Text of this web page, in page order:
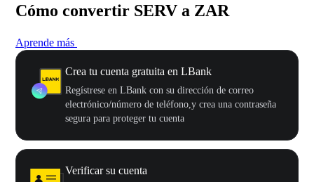
Cómo convertir SERV a ZAR
Aprende más
Crea tu cuenta gratuita en LBank
Regístrese en LBank con su dirección de correo
electrónico/número de teléfono,y crea una contraseña
segura para proteger tu cuenta
Verificar su cuenta